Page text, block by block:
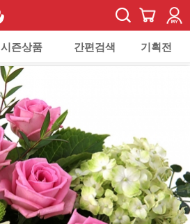
시즌상품 간편검색 기획전